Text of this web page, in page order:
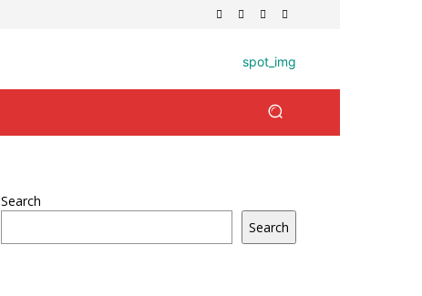
Search
Search